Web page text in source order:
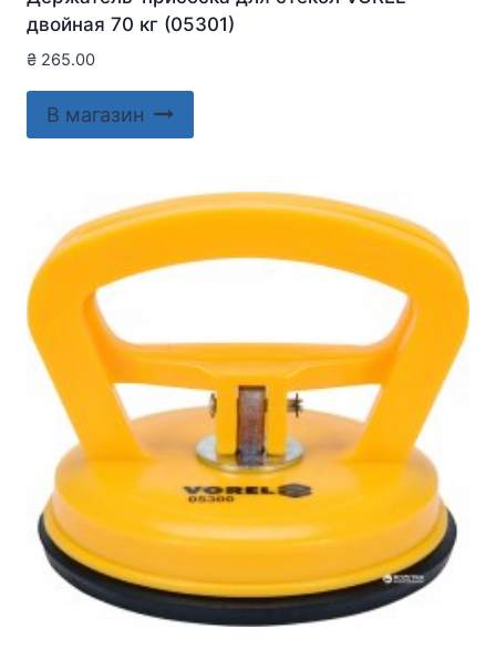
двойная 70 кг (05301)
₴ 265.00
В магазин